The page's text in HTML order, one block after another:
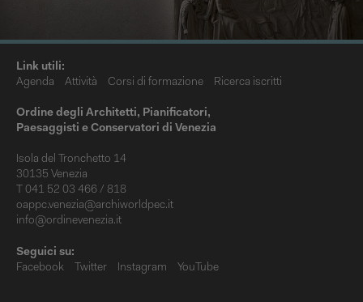
Link utili:
Agenda
Attività Corsi di formazione Ricerca iscritti
Ordine degli Architetti, Pianificatori,
Paesaggisti e Conservatori di Venezia
Isola del Tronchetto 14
30135 Venezia
T 041 52 03 466 / 818
oappc.venezia@archiworldpec.it
info@ordinevenezia.it
Seguici su:
Facebook
Twitter Instagram YouTube